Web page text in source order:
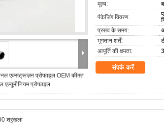
एक्सट्रूज़न प्रोफाइल OEM कीमत
प्रोफाइल
मूल्य:
पैकेजिंग विवरण:
प्रसव के समय:
भुगतान शर्तें:
आपूर्ति की क्षमता:
संपर्क करें
श्रृंखला